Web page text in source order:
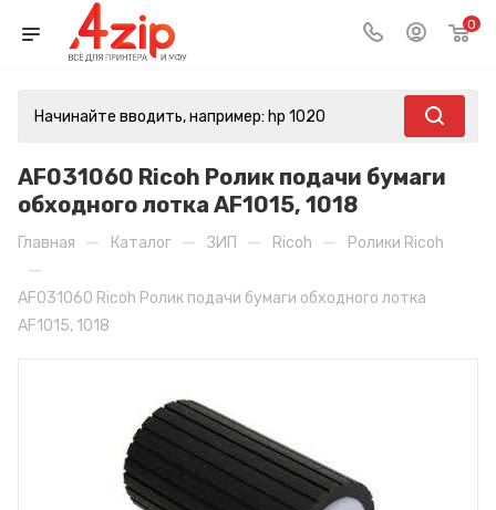
0
AF031060 Ricoh Ролик подачи бумаги
обходного лотка AF1015, 1018
Главная — Каталог — ЗИП — Ricoh — Ролики Ricoh
—
AF031060 Ricoh Ролик подачи бумаги обходного лотка
AF1015, 1018